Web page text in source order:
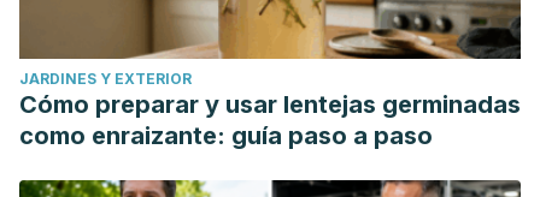
JARDINES Y EXTERIOR
Cómo preparar y usar lentejas germinadas
como enraizante: guía paso a paso